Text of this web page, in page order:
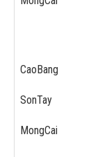
CaoBang
SonTay
MongCai